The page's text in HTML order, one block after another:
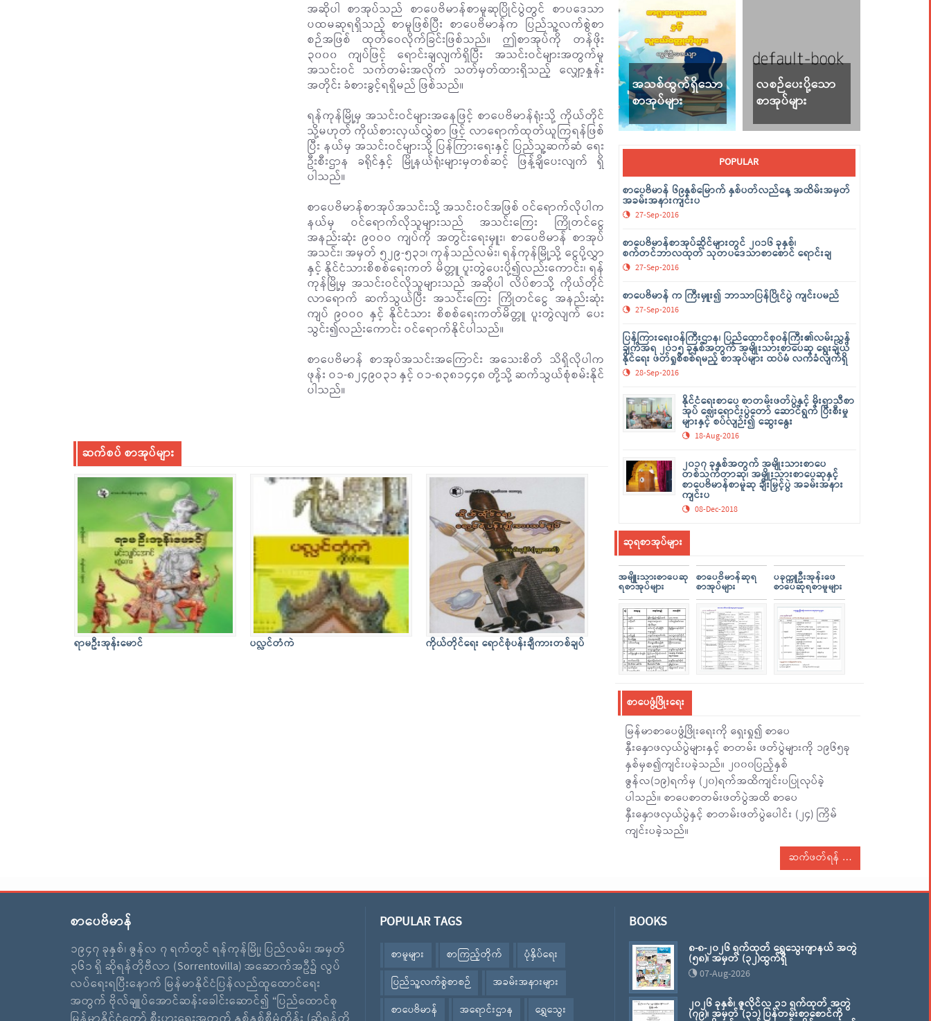
အဆိုပါ စာအုပ်သည် စာပေဗိမာန်စာမူဆုပြိုင်ပွဲတွင် စာပဒေသာ
ပထမဆုရရှိသည့် စာမူဖြစ်ပြီး စာပေဗိမာန်က ပြည်သူ့လက်စွဲစာ
စဉ်အဖြစ် ထုတ်ဝေလိုက်ခြင်းဖြစ်သည်။ ဤစာအုပ်ကို တန်ဖိုး
၃၀၀၀ ကျပ်ဖြင့် ရောင်းချလျက်ရှိပြီး အသင်းဝင်များအတွက်မူ
အသင်းဝင် သက်တမ်းအလိုက် သတ်မှတ်ထားရှိသည့် လျှော့နှုန်း
အတိုင်း ခံစားခွင့်ရရှိမည် ဖြစ်သည်။
ရန်ကုန်မြို့မှ အသင်းဝင်များအနေဖြင့် စာပေဗိမာန်ရုံးသို့ ကိုယ်တိုင်
သို့မဟုတ် ကိုယ်စားလှယ်လွှဲစာ ဖြင့် လာရောက်ထုတ်ယူကြရန်ဖြစ်
ပြီး နယ်မှ အသင်းဝင်များသို့ ပြန်ကြားရေးနှင့် ပြည်သူ့ဆက်ဆံ ရေး
ဦးစီးဌာန ခရိုင်နှင့် မြို့နယ်ရုံးများမှတစ်ဆင့် ဖြန့်ချိပေးလျက် ရှိ
ပါသည်။
စာပေဗိမာန်စာအုပ်အသင်းသို့ အသင်းဝင်အဖြစ် ဝင်ရောက်လိုပါက
နယ်မှ ဝင်ရောက်လိုသူများသည် အသင်းကြေး ကြိုတင်ငွေ
အနည်းဆုံး ၉ဝဝဝ ကျပ်ကို အတွင်းရေးမှူး၊ စာပေဗိမာန် စာအုပ်
အသင်း၊ အမှတ် ၅၂၉-၅၃၁၊ ကုန်သည်လမ်း၊ ရန်ကုန်မြို့သို့ ငွေပို့လွှာ
နှင့် နိုင်ငံသားစိစစ်ရေးကတ် မိတ္တူ ပူးတွဲပေးပို့၍လည်းကောင်း၊ ရန်
ကုန်မြို့မှ အသင်းဝင်လိုသူများသည် အဆိုပါ လိပ်စာသို့ ကိုယ်တိုင်
လာရောက် ဆက်သွယ်ပြီး အသင်းကြေး ကြိုတင်ငွေ အနည်းဆုံး
ကျပ် ၉ဝဝဝ နှင့် နိုင်ငံသား စိစစ်ရေးကတ်မိတ္တူ ပူးတွဲလျက် ပေး
သွင်း၍လည်းကောင်း ဝင်ရောက်နိုင်ပါသည်။
စာပေဗိမာန် စာအုပ်အသင်းအကြောင်း အသေးစိတ် သိရှိလိုပါက
ဖုန်း ဝ၁-၈၂၄၉ဝ၃၁ နှင့် ဝ၁-၈၃၈၁၄၄၈ တို့သို့ ဆက်သွယ်စုံစမ်းနိုင်
ပါသည်။
ဆက်စပ် စာအုပ်များ
ရာမဦးအုန်းမောင် ပလ္လင်တံကဲ ကိုယ်တိုင်ရေး ရောင်စုံပန်းချီကားတစ်ချပ်
အသစ်ထွက်ရှိသော
စာအုပ်များ
လစဉ်ပေးပို့သော
စာအုပ်များ
POPULAR
စာပေဗိမာန် ၆၉နှစ်မြောက် နှစ်ပတ်လည်နေ့ အထိမ်းအမှတ်
အခမ်းအနားကျင်းပ
27-Sep-2016
စာပေဗိမာန်စာအုပ်ဆိုင်များတွင် ၂၀၁၆ ခုနှစ်၊
စက်တင်ဘာလထုတ် သုတပဒေသာစာစောင် ရောင်းချ
27-Sep-2016
စာပေဗိမာန် က ကြီးမှူး၍ ဘာသာပြန်ပြိုင်ပွဲ ကျင်းပမည်
27-Sep-2016
ပြန်ကြားရေးဝန်ကြီးဌာန၊ ပြည်ထောင်စုဝန်ကြီး၏လမ်းညွှန်
ချက်အရ ၂၀၁၅ ခုနှစ်အတွက် အမျိုးသားစာပေဆု ရွေးချယ်
နိုင်ရေး ဖတ်ရှုစိစစ်ရမည့် စာအုပ်များ ထပ်မံ လက်ခံလျက်ရှိ
28-Sep-2016
နိုင်ငံရေးစာပေ စာတမ်းဖတ်ပွဲနှင့် မိုးရာသီစာ
အုပ် ဈေးရောင်းပွဲတော် ဆောင်ရွက် ပြီးစီးမှု
များနှင့် စပ်လျဉ်း၍ ဆွေးနွေး
18-Aug-2016
၂၀၁၇ ခုနှစ်အတွက် အမျိုးသားစာပေ
တစ်သက်တာဆု၊ အမျိုးသားစာပေဆုနှင့်
စာပေဗိမာန်စာမူဆု ချီးမြှင့်ပွဲ အခမ်းအနား
ကျင်းပ
08-Dec-2018
ဆုရစာအုပ်များ
အမျိူးသားစာပေဆု
ရစာအုပ်များ
စာပေဗိမာန်ဆုရ
စာအုပ်များ
ပခုက္ကူဦးအုန်းဖေ
စာပေဆုရစာမူများ
စာပေဖွံ့ဖြိုးရေး
မြန်မာစာပေဖွံ့ဖြိုးရေးကို ရှေးရှု၍ စာပေ
နှီးနှောဖလှယ်ပွဲများနှင့် စာတမ်း ဖတ်ပွဲများကို ၁၉၆၅ခု
နှစ်မှစ၍ကျင်းပခဲ့သည်။ ၂၀၀၀ပြည့်နှစ်
ဇွန်လ(၁၉)ရက်မှ (၂၀)ရက်အထိကျင်းပပြုလုပ်ခဲ့
ပါသည်။ စာပေစာတမ်းဖတ်ပွဲအထိ စာပေ
နှီးနှောဖလှယ်ပွဲနှင့် စာတမ်းဖတ်ပွဲပေါင်း (၂၄) ကြိမ်
ကျင်းပခဲ့သည်။
ဆက်ဖတ်ရန်
စာပေဗိမာန်
၁၉၄၇ ခုနှစ်၊ ဇွန်လ ၇ ရက်တွင် ရန်ကုန်မြို့၊ ပြည်လမ်း၊ အမှတ်
၃၆၁ ရှိ ဆိုရန်တိုဗီလာ (Sorrentovilla) အဆောက်အဦ၌ လွပ်
လပ်ရေးရပြီးနောက် မြန်မာနိုင်ငံပြန်လည်ထူထောင်ရေး
အတွက် ဗိုလ်ချူပ်အောင်ဆန်းခေါင်းဆောင်၍ “ပြည်ထောင်စု
POPULAR TAGS
စာမူများ စာကြည့်တိုက်
ပုံနှိပ်ရေး
ပြည်သူ့လက်စွဲစာစဉ်
အခမ်းအနားများ
စာပေဗိမာန်
အရောင်းဌာန ရွှေသွေး
BOOKS
၈-၈-၂၀၂၆ ရက်ထုတ် ရွှေသွေးဂျာနယ် အတွဲ
(၅၈)၊ အမှတ် (၃၂)ထွက်ရှိ
07-Aug-2026
၂၀၂၆ ခုနှစ်၊ ဇူလိုင်လ ၃၁ ရက်ထုတ် အတွဲ
(၇၉)၊ အမှတ် (၃၁) ပြန်တမ်းစာစောင်ကို